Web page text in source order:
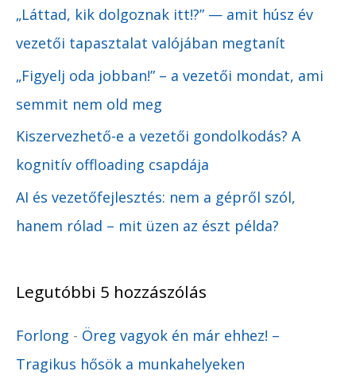
„Láttad, kik dolgoznak itt!?” — amit húsz év
vezetői tapasztalat valójában megtanít
„Figyelj oda jobban!” – a vezetői mondat, ami
semmit nem old meg
Kiszervezhető-e a vezetői gondolkodás? A
kognitív offloading csapdája
AI és vezetőfejlesztés: nem a gépről szól,
hanem rólad – mit üzen az észt példa?
Legutóbbi 5 hozzászólás
Forlong - Öreg vagyok én már ehhez! –
Tragikus hősök a munkahelyeken